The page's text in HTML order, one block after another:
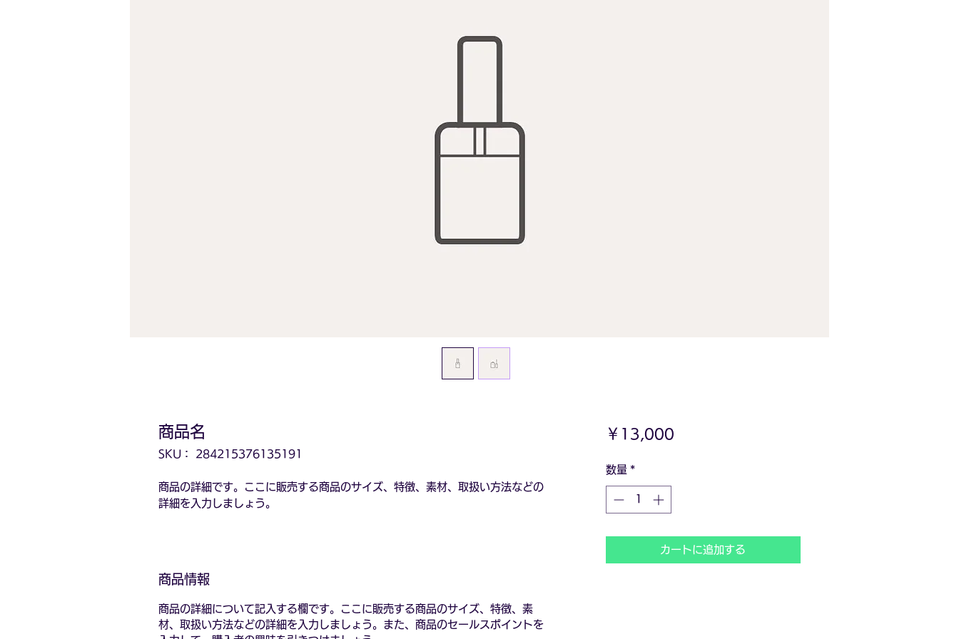
商品名
SKU： 284215376135191
商品の詳細です。ここに販売する商品のサイズ、特徴、素材、取扱い方法などの
詳細を入力しましょう。
商品情報
商品の詳細について記入する欄です。ここに販売する商品のサイズ、特徴、素
材、取扱い方法などの詳細を入力しましょう。また、商品のセールスポイントを
￥13,000価
数量 *
カートに追加する